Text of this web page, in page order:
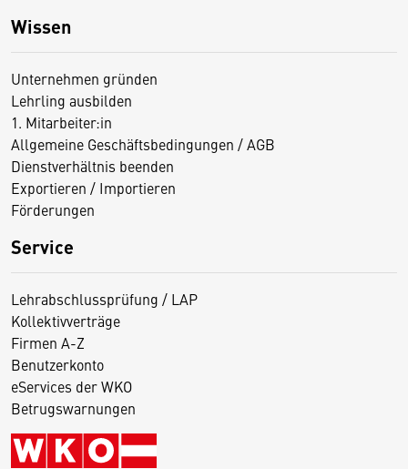
Wissen
Unternehmen gründen
Lehrling ausbilden
1. Mitarbeiter:in
Allgemeine Geschäftsbedingungen / AGB
Dienstverhältnis beenden
Exportieren / Importieren
Förderungen
Service
Lehrabschlussprüfung / LAP
Kollektivverträge
Firmen A-Z
Benutzerkonto
eServices der WKO
Betrugswarnungen